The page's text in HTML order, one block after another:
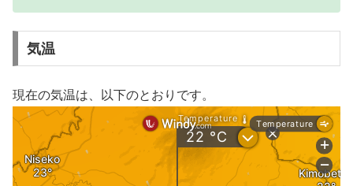
気温
現在の気温は、以下のとおりです。